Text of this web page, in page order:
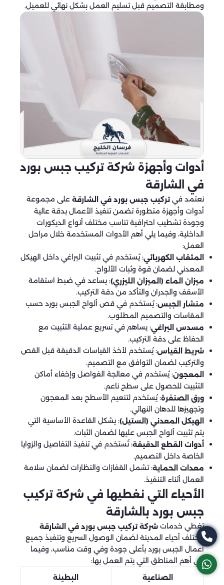
ومطابقة التصميم قبل تسليم العمل بشكل نهائي للعميل.
أدوات وأجهزة شركة تركيب جبس بورد
في الشارقة
نعتمد فيتركيب جبس بورد في الشارقة على مجموعة
أدوات وأجهزة متطورة تضمن تنفيذ الأعمال بدقة عالية
وجودة تشطيب احترافية تناسب مختلف أنواع الديكورات
الداخلية، وفيما يلي أهم الأدوات المستخدمة خلال مراحل
العمل:
المثقاب الكهربائي: يُستخدم في تثبيت البراغي داخل الهيكل
المعدني لضمان قوة وثبات الألواح.
ميزان الماء (الميزان الليزري): يساعد في ضبط استقامة
الأسقف والجدران والتأكد من دقة التركيب.
منشار الجبس: يُستخدم في قص ألواح الجبس بورد حسب
المقاسات والتصميم المطلوب.
مسدس البراغي: يساهم في تسريع عملية التثبيت مع
الحفاظ على دقة التركيب.
شريط القياس: يُستخدم لأخذ القياسات الدقيقة قبل القص
والتركيب لضمان التوافق مع التصميم.
المعجون: يُستخدم في معالجة الفواصل وإخفاء أماكن
التثبيت للحصول على سطح ناعم.
ورق الصنفرة: يُستخدم لتنعيم الأسطح بعد المعجون
وتجهيزها للدهان النهائي.
الهيكل المعدني (الستيل): يشكل القاعدة الأساسية التي
يتم تثبيت ألواح الجبس عليها لضمان الثبات.
أدوات القطع الدقيقة: تُستخدم في تنفيذ التفاصيل والزوايا
الخاصة داخل التصميم.
معدات الحماية: تشمل القفازات والنظارات لضمان سلامة
العمال أثناء التنفيذ.
الأحياء التي نغطيها في شركة تركيب
جبس بورد بالشارقة
تغطي خدمات شركة تركيب جبس بورد في الشارقة
مختلف أحياء المدينة لضمان الوصول السريع وتنفيذ جميع
أعمال الجبس بورد بأعلى جودة وفي وقت مناسب، وفيما
يلي أهم المناطق التي يتم العمل بها:
الصناعية
البطينة